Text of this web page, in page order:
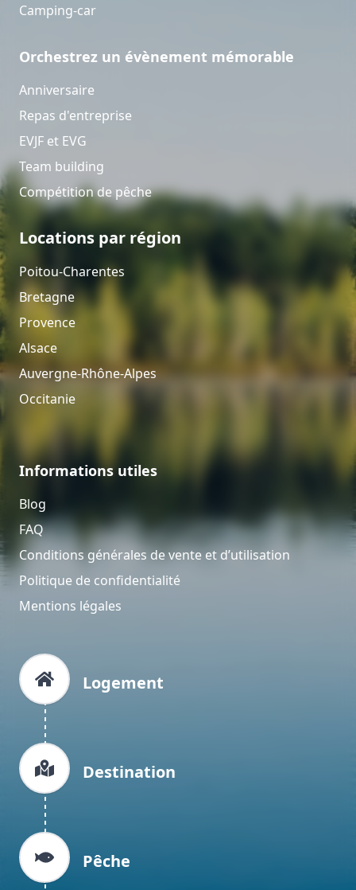
Camping-car
Orchestrez un évènement mémorable
Anniversaire
Repas d'entreprise
EVJF et EVG
Team building
Compétition de pêche
Locations par région
Poitou-Charentes
Bretagne
Provence
Alsace
Auvergne-Rhône-Alpes
Occitanie
Informations utiles
Blog
FAQ
Conditions générales de vente et d’utilisation
Politique de confidentialité
Mentions légales
Logement
Destination
Pêche